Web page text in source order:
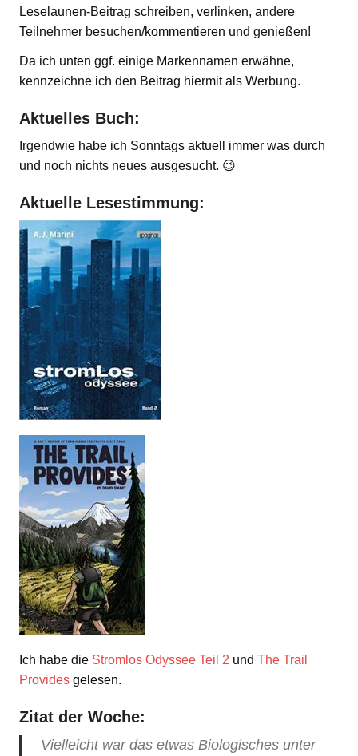
Leselaunen-Beitrag schreiben, verlinken, andere
Teilnehmer besuchen/kommentieren und genießen!
Da ich unten ggf. einige Markennamen erwähne,
kennzeichne ich den Beitrag hiermit als Werbung.
Aktuelles Buch:
Irgendwie habe ich Sonntags aktuell immer was durch
und noch nichts neues ausgesucht. 😉
Aktuelle Lesestimmung:
Ich habe die Stromlos Odyssee Teil 2 und The Trail
Provides gelesen.
Zitat der Woche:
Vielleicht war das etwas Biologisches unter